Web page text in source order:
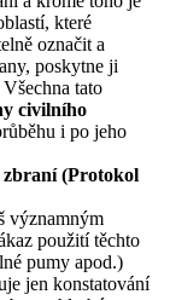
které
označit a
poskytne ji
tato
civilního
i po jeho
zbraní (Protokol
významným
použití těchto
pumy apod.)
jen konstatování